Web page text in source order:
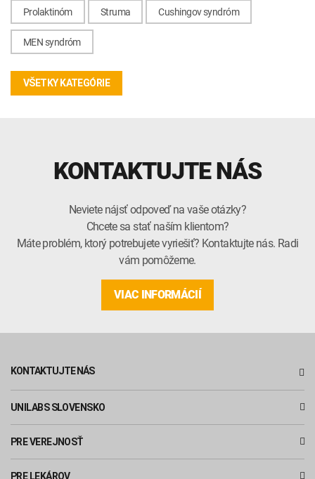
Prolaktinóm Struma Cushingov syndróm
MEN syndróm
VŠETKY KATEGÓRIE
KONTAKTUJTE NÁS
Neviete nájsť odpoveď na vaše otázky?
Chcete sa stať naším klientom?
Máte problém, ktorý potrebujete vyriešiť? Kontaktujte nás. Radi
vám pomôžeme.
VIAC INFORMÁCIÍ
KONTAKTUJTE NÁS
UNILABS SLOVENSKO
PRE VEREJNOSŤ
PRE LEKÁROV